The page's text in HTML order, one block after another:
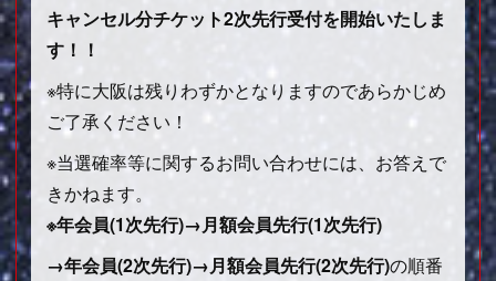
キャンセル分チケット2次先行受付を開始いたしま
す！！
※特に大阪は残りわずかとなりますのであらかじめ
ご了承ください！
※当選確率等に関するお問い合わせには、お答えで
きかねます。
※年会員(1次先行)→月額会員先行(1次先行)
→年会員(2次先行)→月額会員先行(2次先行)の順番